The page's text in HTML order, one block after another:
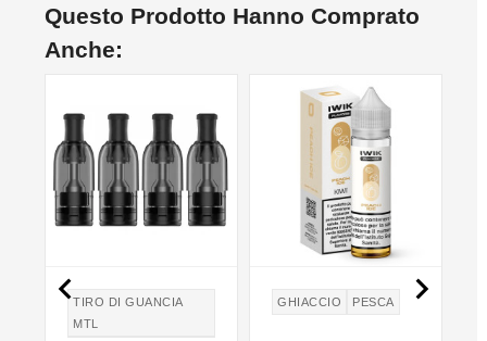
Questo Prodotto Hanno Comprato
Anche:
TIRO DI GUANCIA
MTL
GHIACCIO PESCA
 